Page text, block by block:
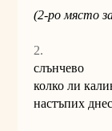
(2-ро място
2.
слънчево
колко ли
настъпих днес